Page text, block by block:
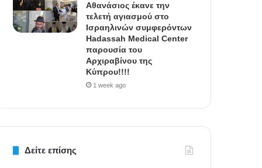
Αθανάσιος έκανε την
τελετή αγιασμού στο
Ισραηλινών συμφερόντων
Hadassah Medical Center
παρουσία του
Αρχιραβίνου της
Κύπρου!!!!
1 week ago
Δείτε επίσης